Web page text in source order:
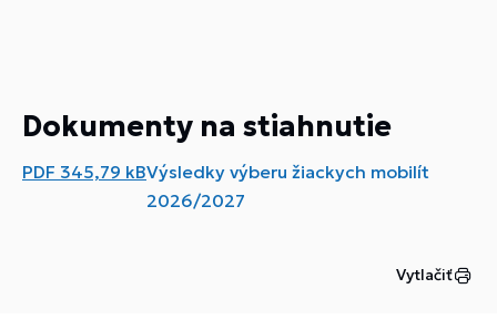
Dokumenty na stiahnutie
PDF 345,79 kBVýsledky výberu žiackych mobilít
2026/2027
Vytlačiť